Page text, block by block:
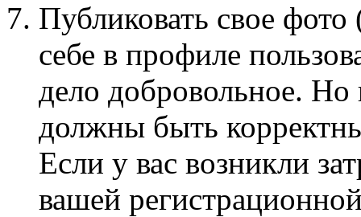
Публиковать свое фото
себе в профиле
дело добровольное.
должны быть
Если у вас возникли
вашей